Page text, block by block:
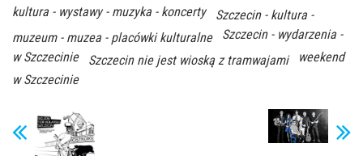
kultura - wystawy - muzyka - koncerty
Szczecin - kultura -
muzeum - muzea - placówki kulturalne
Szczecin - wydarzenia -
w Szczecinie
Szczecin nie jest wioską z tramwajami
weekend
w Szczecinie